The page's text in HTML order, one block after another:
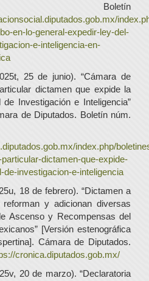
Boletín
en-lo-general-expedir-ley-del-
e-inteligencia-en-
25 de junio). “Cámara de
dictamen que expide la
Investigación e Inteligencia”
de Diputados. Boletín núm.
index.php/
dictamen-que-expide-
investigacion-e-inteligencia
18 de febrero). “Dictamen a
y adicionan diversas
Ascenso y Recompensas del
[Versión estenográfica
Cámara de Diputados.
cronica.diputados.gob.mx/
20 de marzo). “Declaratoria